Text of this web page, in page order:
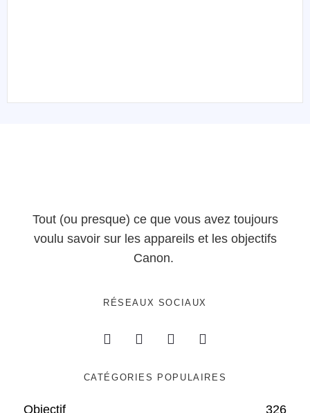
Tout (ou presque) ce que vous avez toujours
voulu savoir sur les appareils et les objectifs
Canon.
RÉSEAUX SOCIAUX
CATÉGORIES POPULAIRES
Objectif 326